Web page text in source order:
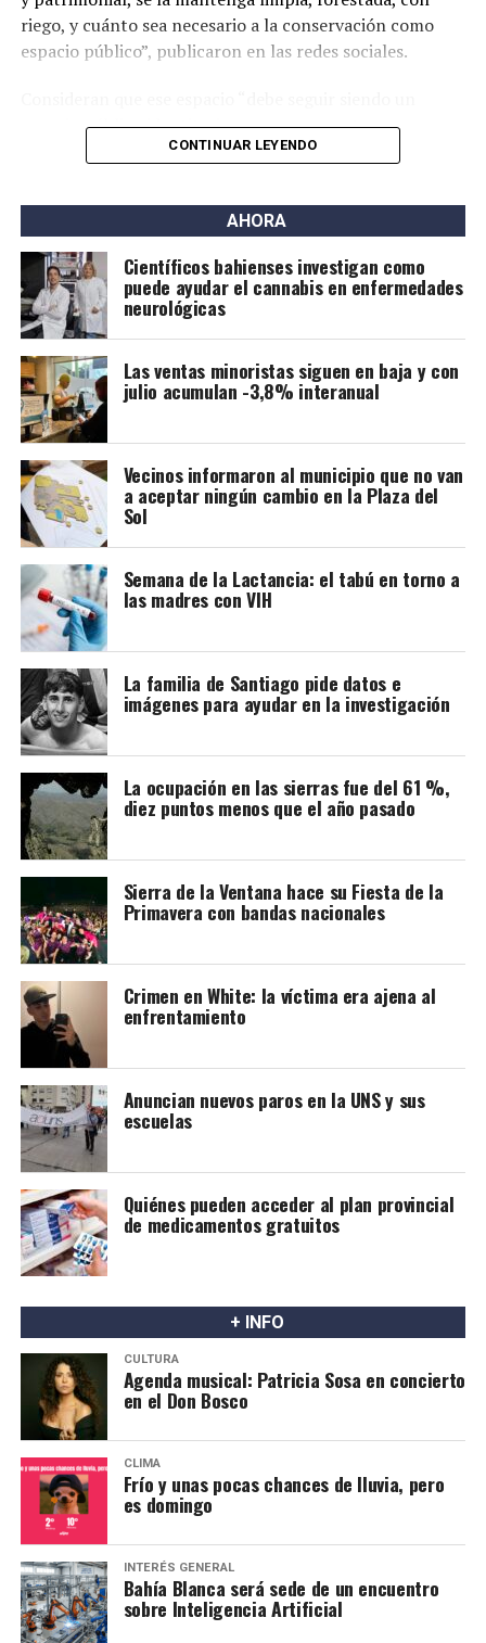
riego, y cuánto sea necesario a la conservación como
espacio público”, publicaron en las redes sociales.
espacio público identitario y no un proyecto
permanente de emprendimientos privados” y a tal fin
cantidad de firmas.
Este grupo ya se había opuesto al proyecto bajo la
gestión de Héctor Gay y ahora de Federico Susbielles.
El principal fundamento es que rechazan la extracción
de árboles, pero también aseguran que las
modificaciones van a borrar la historia.
Cabe recordar que la refuncionalización del Mercado
Municipal incluye modificaciones en la plaza, a fin de
lograr una mancomunión entre los dos espacios y que el
paseo vuelva a tener vida.
La nota que presentaron los vecinos:
CONTINUAR LEYENDO
AHORA
Científicos bahienses investigan como
puede ayudar el cannabis en enfermedades
neurológicas
Las ventas minoristas siguen en baja y con
julio acumulan -3,8% interanual
Vecinos informaron al municipio que no van
a aceptar ningún cambio en la Plaza del
Sol
Semana de la Lactancia: el tabú en torno a
las madres con VIH
La familia de Santiago pide datos e
imágenes para ayudar en la investigación
La ocupación en las sierras fue del 61 %,
diez puntos menos que el año pasado
Sierra de la Ventana hace su Fiesta de la
Primavera con bandas nacionales
Crimen en White: la víctima era ajena al
enfrentamiento
Anuncian nuevos paros en la UNS y sus
escuelas
Quiénes pueden acceder al plan provincial
de medicamentos gratuitos
+ INFO
CULTURA
Agenda musical: Patricia Sosa en concierto
en el Don Bosco
CLIMA
Frío y unas pocas chances de lluvia, pero
es domingo
INTERÉS GENERAL
Bahía Blanca será sede de un encuentro
sobre Inteligencia Artificial